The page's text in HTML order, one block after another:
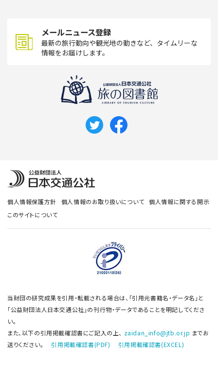
メールニュース登録
最新の旅行動向や観光地の動きなど、タイムリーな
情報をお届けします。
個人情報保護方針 個人情報のお取り扱いについて
個人情報に関する開示
このサイトについて
当財団の研究成果を引用・転載される場合は、「引用元書籍名・データ名」と
「公益財団法人日本交通公社」の刊行物・データであることを明記してくださ
い。
また、以下の引用掲載確認書にご記入の上、 zaidan_info@jtb.or.jp までお
送りください。 引用掲載確認書(PDF) 引用掲載確認書(EXCEL)